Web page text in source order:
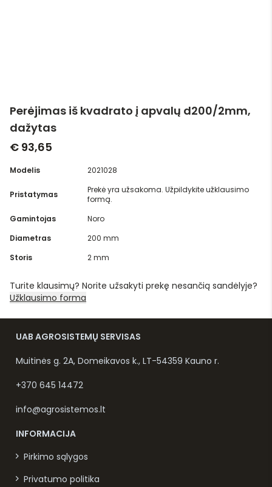
Perėjimas iš kvadrato į apvalų d200/2mm,
dažytas
€ 93,65
Modelis 2021028
Pristatymas
Prekė yra užsakoma. Užpildykite užklausimo
formą.
Gamintojas
Noro
Diametras
200 mm
Storis
2 mm
Turite klausimų? Norite užsakyti prekę nesančią sandėlyje?
Užklausimo forma
UAB AGROSISTEMŲ SERVISAS
Muitinės g. 2A, Domeikavos k., LT-54359 Kauno r.
+370 645 14472
info@agrosistemos.lt
INFORMACIJA
Pirkimo sąlygos
Privatumo politika